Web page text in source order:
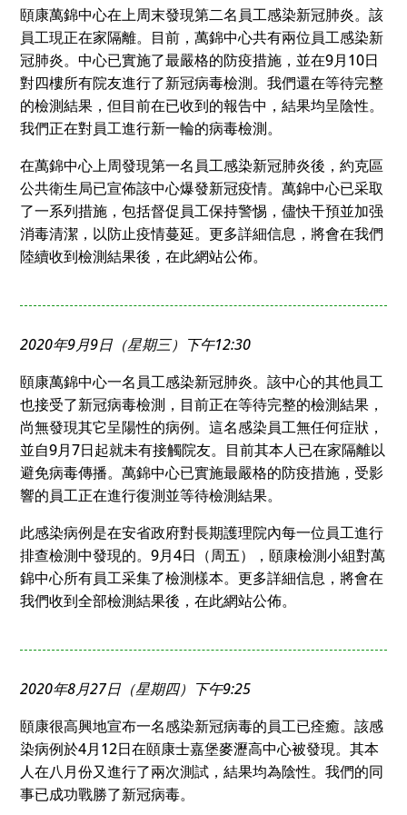
頤康萬錦中心在上周末發現第二名員工感染新冠肺炎。該
員工現正在家隔離。目前，萬錦中心共有兩位員工感染新
冠肺炎。中心已實施了最嚴格的防疫措施，並在9月10日
對四樓所有院友進行了新冠病毒檢測。我們還在等待完整
的檢測結果，但目前在已收到的報告中，結果均呈陰性。
我們正在對員工進行新一輪的病毒檢測。
在萬錦中心上周發現第一名員工感染新冠肺炎後，約克區
公共衛生局已宣佈該中心爆發新冠疫情。萬錦中心已采取
了一系列措施，包括督促員工保持警惕，儘快干預並加强
消毒清潔，以防止疫情蔓延。更多詳細信息，將會在我們
陸續收到檢測結果後，在此網站公佈。
2020年9月9日（星期三）下午12:30
頤康萬錦中心一名員工感染新冠肺炎。該中心的其他員工
也接受了新冠病毒檢測，目前正在等待完整的檢測結果，
尚無發現其它呈陽性的病例。這名感染員工無任何症狀，
並自9月7日起就未有接觸院友。目前其本人已在家隔離以
避免病毒傳播。萬錦中心已實施最嚴格的防疫措施，受影
響的員工正在進行復測並等待檢測結果。
此感染病例是在安省政府對長期護理院內每一位員工進行
排查檢測中發現的。9月4日（周五），頤康檢測小組對萬
錦中心所有員工采集了檢測樣本。更多詳細信息，將會在
我們收到全部檢測結果後，在此網站公佈。
2020年8月27日（星期四）下午9:25
頤康很高興地宣布一名感染新冠病毒的員工已痊癒。該感
染病例於4月12日在頤康士嘉堡麥瀝高中心被發現。其本
人在八月份又進行了兩次測試，結果均為陰性。我們的同
事已成功戰勝了新冠病毒。